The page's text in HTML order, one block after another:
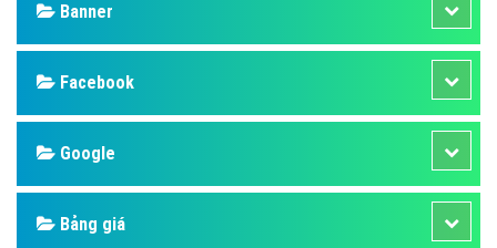
Banner
Facebook
Google
Bảng giá